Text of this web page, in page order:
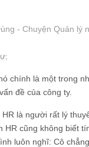
- Chuyện Quản lý
;
chính là một trong
đề của công ty.
là người rất lý
cũng không biết
luôn nghĩ: Cô